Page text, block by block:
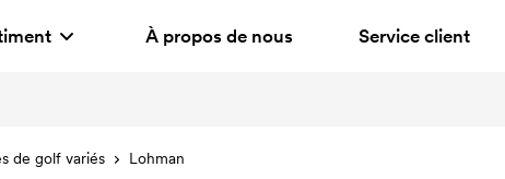
À propos de nous Service client
de golf variés Lohman